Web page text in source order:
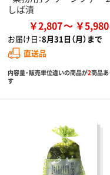
しば漬
￥2,807 ￥5,980
お届け日：8月31日（月）まで
直送品
内容量・販売単位違いの商品が2商品あ
す